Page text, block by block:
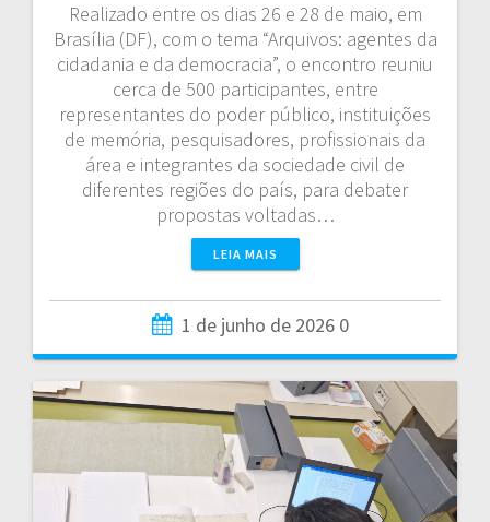
Realizado entre os dias 26 e 28 de maio, em
Brasília (DF), com o tema “Arquivos: agentes da
cidadania e da democracia”, o encontro reuniu
cerca de 500 participantes, entre
representantes do poder público, instituições
de memória, pesquisadores, profissionais da
área e integrantes da sociedade civil de
diferentes regiões do país, para debater
propostas voltadas…
LEIA MAIS
1 de junho de 2026 0